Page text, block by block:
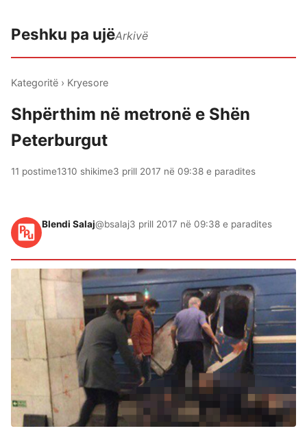
Peshku pa ujëArkivë
Kategoritë › Kryesore
Shpërthim në metronë e Shën
Peterburgut
11 postime1310 shikime3 prill 2017 në 09:38 e paradites
Blendi Salaj@bsalaj3 prill 2017 në 09:38 e paradites